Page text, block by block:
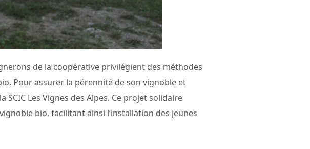
de la coopérative privilégient des méthodes
Pour assurer la pérennité de son vignoble et
Les Vignes des Alpes. Ce projet solidaire
bio, facilitant ainsi l’installation des jeunes